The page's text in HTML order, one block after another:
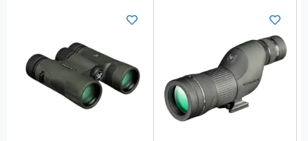
Кратність наближення:
Діаметр об'єктива: 42 мм
Кут огляду: 6.4 °
Вага: 624 грам
Кратність наближення:
Діаметр об'єктива: 26 мм
Кут огляду: 5.6 °
Вага: 360 грам